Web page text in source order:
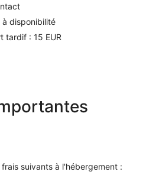
disponibilité
tardif : 15 EUR
suivants à l'hébergement :